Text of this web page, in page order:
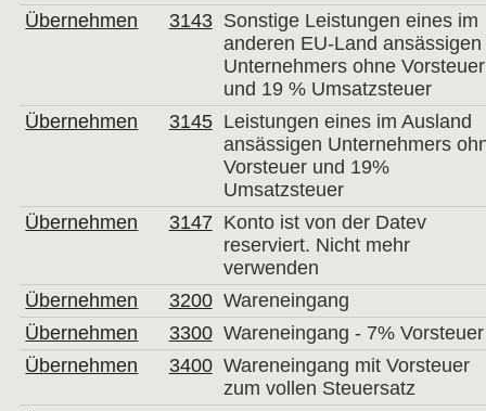
Übernehmen
3143 Sonstige Leistungen eines im
anderen EU-Land ansässigen
Unternehmers ohne Vorsteuer
und 19 % Umsatzsteuer
Übernehmen
3145 Leistungen eines im Ausland
ansässigen Unternehmers
Vorsteuer und 19%
Umsatzsteuer
Übernehmen
3147 Konto ist von der Datev
reserviert. Nicht mehr
verwenden
Übernehmen
3200 Wareneingang
Übernehmen
3300 Wareneingang - 7% Vorsteuer
Übernehmen
3400 Wareneingang mit Vorsteuer
zum vollen Steuersatz